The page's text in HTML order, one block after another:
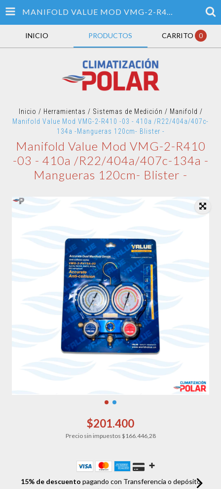
MANIFOLD VALUE MOD VMG-2-R410 -03 - 410A /R22/404A/407C-134A -MANGUERAS 120CM- BLISTER -
INICIO PRODUCTOS CARRITO 0
Inicio / Herramientas / Sistemas de Medición / Manifold /
Manifold Value Mod VMG-2-R410 -03 - 410a /R22/404a/407c-
134a -Mangueras 120cm- Blister -
Manifold Value Mod VMG-2-R410
-03 - 410a /R22/404a/407c-134a -
Mangueras 120cm- Blister -
$201.400
Precio sin impuestos $166.446,28
15% de descuento pagando con Transferencia o depósito